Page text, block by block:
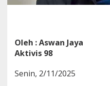
g
a
h
w
Oleh : Aswan Jaya
Aktivis 98
Senin, 2/11/2025